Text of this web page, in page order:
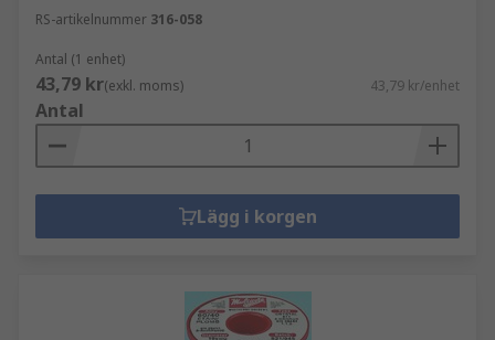
RS-artikelnummer 316-058
Antal (1 enhet)
43,79 kr(exkl. moms) 43,79 kr/enhet
Antal
Lägg i korgen